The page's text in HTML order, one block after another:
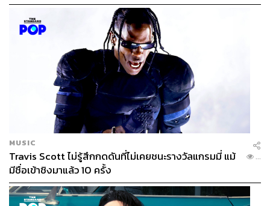
MUSIC
Travis Scott ไม่รู้สึกกดดันที่ไม่เคยชนะรางวัลแกรมมี่ แม้
มีชื่อเข้าชิงมาแล้ว 10 ครั้ง
...